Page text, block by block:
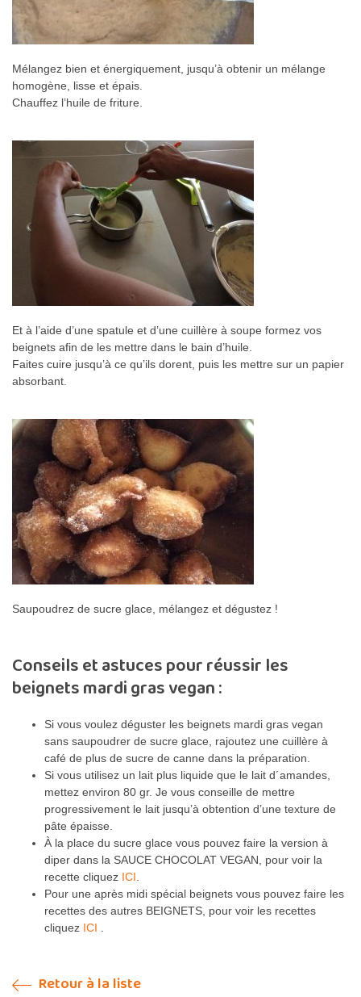
Mélangez bien et énergiquement, jusqu’à obtenir un mélange
homogène, lisse et épais.
Chauffez l’huile de friture.
Et à l’aide d’une spatule et d’une cuillère à soupe formez vos
beignets afin de les mettre dans le bain d’huile.
Faites cuire jusqu’à ce qu’ils dorent, puis les mettre sur un papier
absorbant.
Saupoudrez de sucre glace, mélangez et dégustez !
Conseils et astuces pour réussir les
beignets mardi gras vegan :
Si vous voulez déguster les beignets mardi gras vegan
sans saupoudrer de sucre glace, rajoutez une cuillère à
café de plus de sucre de canne dans la préparation.
Si vous utilisez un lait plus liquide que le lait d´amandes,
mettez environ 80 gr. Je vous conseille de mettre
progressivement le lait jusqu’à obtention d’une texture de
pâte épaisse.
À la place du sucre glace vous pouvez faire la version à
diper dans la SAUCE CHOCOLAT VEGAN, pour voir la
recette cliquez ICI.
Pour une après midi spécial beignets vous pouvez faire les
recettes des autres BEIGNETS, pour voir les recettes
cliquez ICI .
Retour à la liste